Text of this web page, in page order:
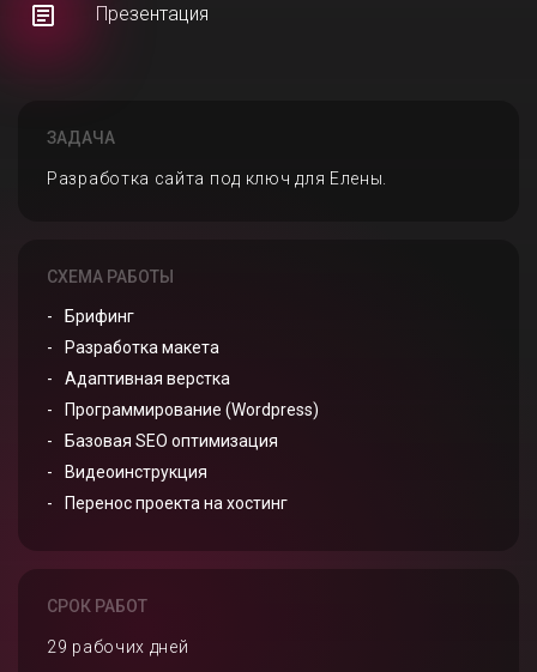
Презентация
ЗАДАЧА
Разработка сайта под ключ для Елены.
СХЕМА РАБОТЫ
Брифинг
Разработка макета
Адаптивная верстка
Программирование (Wordpress)
Базовая SEO оптимизация
Видеоинструкция
Перенос проекта на хостинг
СРОК РАБОТ
29 рабочих дней